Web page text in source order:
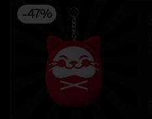
-47%